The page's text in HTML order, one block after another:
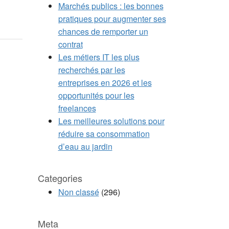
Marchés publics : les bonnes
pratiques pour augmenter ses
chances de remporter un
contrat
Les métiers IT les plus
recherchés par les
entreprises en 2026 et les
opportunités pour les
freelances
Les meilleures solutions pour
réduire sa consommation
d’eau au jardin
Categories
Non classé(296)
Meta